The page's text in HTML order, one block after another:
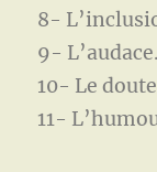
8-
9-
10- Le
11-